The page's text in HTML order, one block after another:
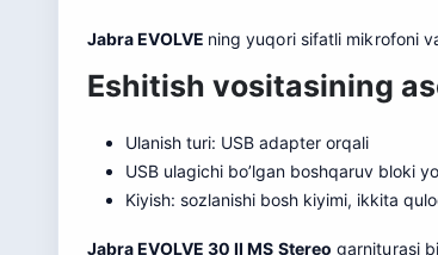
Jabra EVOLVE ning yuqori sifatli mikrofoni
Eshitish vositasining
Ulanish turi: USB adapter orqali
USB ulagichi bo’lgan boshqaruv bloki
Kiyish: sozlanishi bosh kiyimi, ikkita
Jabra EVOLVE 30 II MS Stereo garniturasi